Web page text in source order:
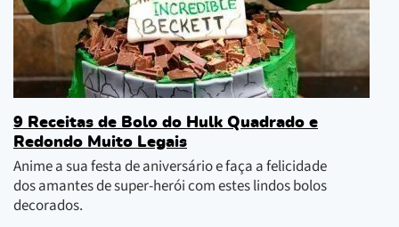
9 Receitas de Bolo do Hulk Quadrado e
Redondo Muito Legais
Anime a sua festa de aniversário e faça a felicidade
dos amantes de super-herói com estes lindos bolos
decorados.